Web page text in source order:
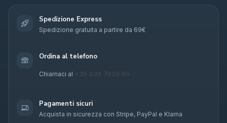
Spedizione Express
Spedizione gratuita a partire da 69€
Ordina al telefono
Chiamaci al +39 039 7929 65
Pagamenti sicuri
Acquista in sicurezza con Stripe, PayPal e Klarna